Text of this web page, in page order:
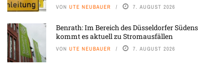
VON UTE NEUBAUER 7. AUGUST 2026
Benrath: Im Bereich des Düsseldorfer Südens
kommt es aktuell zu Stromausfällen
VON UTE NEUBAUER 7. AUGUST 2026